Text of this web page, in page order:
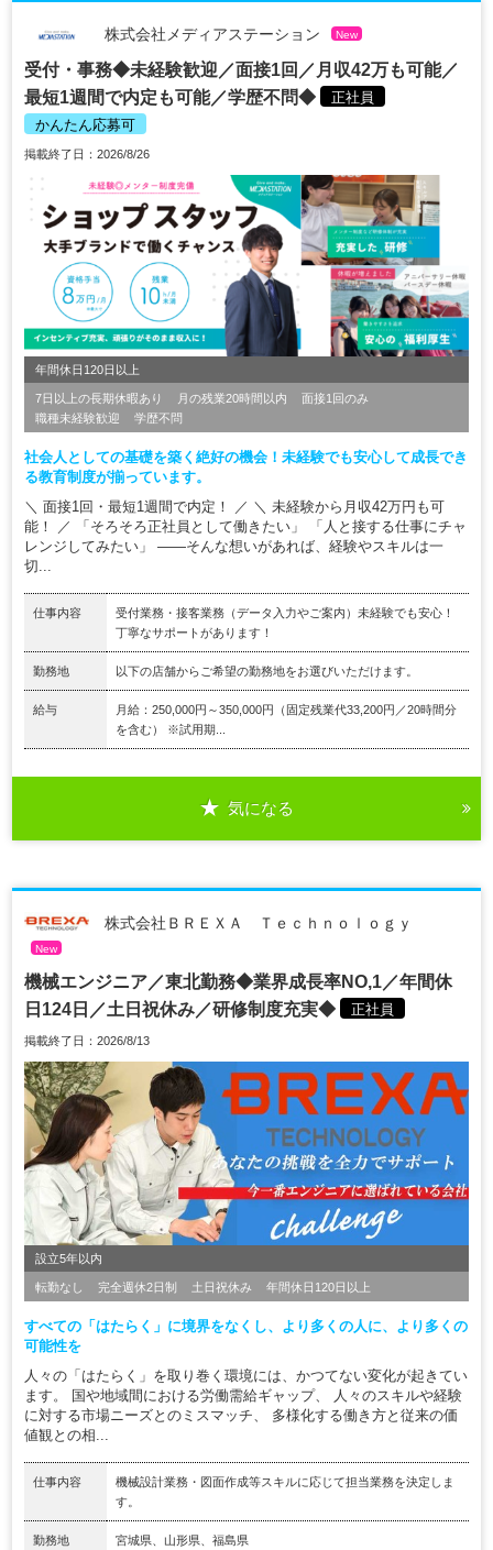
株式会社メディアステーション New
受付・事務◆未経験歓迎／面接1回／月収42万も可能／
最短1週間で内定も可能／学歴不問◆
正社員
かんたん応募可
掲載終了日：2026/8/26
年間休日120日以上
7日以上の長期休暇あり 月の残業20時間以内
面接1回のみ
職種未経験歓迎
学歴不問
社会人としての基礎を築く絶好の機会！未経験でも安心して成長でき
る教育制度が揃っています。
＼ 面接1回・最短1週間で内定！ ／ ＼ 未経験から月収42万円も可
能！ ／ 「そろそろ正社員として働きたい」 「人と接する仕事にチャ
レンジしてみたい」 ――そんな想いがあれば、経験やスキルは一
切...
仕事内容
受付業務・接客業務（データ入力やご案内）未経験でも安心！
丁寧なサポートがあります！
勤務地 以下の店舗からご希望の勤務地をお選びいただけます。
給与
月給：250,000円～350,000円（固定残業代33,200円／20時間分
を含む） ※試用期...
気になる
株式会社ＢＲＥＸＡ Ｔｅｃｈｎｏｌｏｇｙ
New
機械エンジニア／東北勤務◆業界成長率NO,1／年間休
日124日／土日祝休み／研修制度充実◆
正社員
掲載終了日：2026/8/13
設立5年以内
転勤なし 完全週休2日制 土日祝休み 年間休日120日以上
すべての「はたらく」に境界をなくし、より多くの人に、より多くの
可能性を
人々の「はたらく」を取り巻く環境には、かつてない変化が起きてい
ます。 国や地域間における労働需給ギャップ、 人々のスキルや経験
に対する市場ニーズとのミスマッチ、 多様化する働き方と従来の価
値観との相...
仕事内容
機械設計業務・図面作成等スキルに応じて担当業務を決定しま
す。
勤務地 宮城県、山形県、福島県